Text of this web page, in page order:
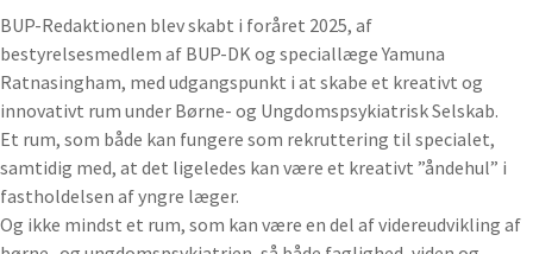
BUP-Redaktionen blev skabt i foråret 2025, af
bestyrelsesmedlem af BUP-DK og speciallæge Yamuna
Ratnasingham, med udgangspunkt i at skabe et kreativt og
innovativt rum under Børne- og Ungdomspsykiatrisk Selskab.
Et rum, som både kan fungere som rekruttering til specialet,
samtidig med, at det ligeledes kan være et kreativt ”åndehul” i
fastholdelsen af yngre læger.
Og ikke mindst et rum, som kan være en del af videreudvikling af